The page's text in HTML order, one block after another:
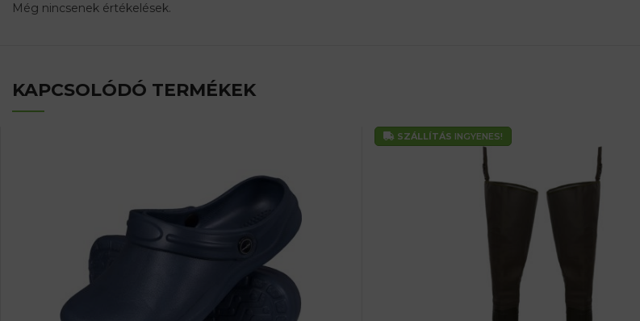
Még nincsenek értékelések.
KAPCSOLÓDÓ TERMÉKEK
SZÁLLÍTÁS INGYENES!